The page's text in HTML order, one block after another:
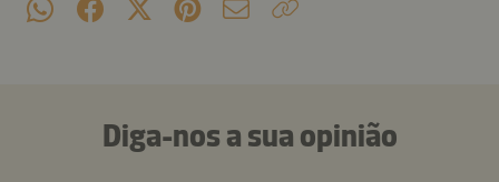
Diga-nos a sua opinião